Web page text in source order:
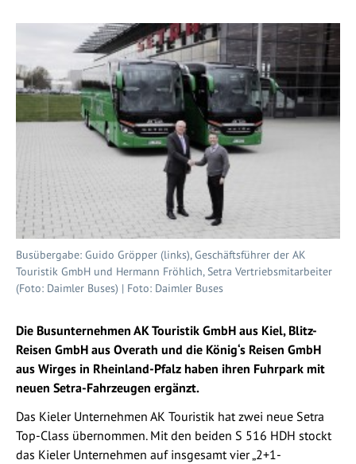
Busübergabe: Guido Gröpper (links), Geschäftsführer der AK
Touristik GmbH und Hermann Fröhlich, Setra Vertriebsmitarbeiter
(Foto: Daimler Buses) | Foto: Daimler Buses
Die Busunternehmen AK Touristik GmbH aus Kiel, Blitz-
Reisen GmbH aus Overath und die König‘s Reisen GmbH
aus Wirges in Rheinland-Pfalz haben ihren Fuhrpark mit
neuen Setra-Fahrzeugen ergänzt.
Das Kieler Unternehmen AK Touristik hat zwei neue Setra
Top-Class übernommen. Mit den beiden S 516 HDH stockt
das Kieler Unternehmen auf insgesamt vier „2+1-